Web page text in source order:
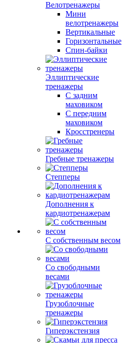
Велотренажеры
Мини
велотренажеры
Вертикальные
Горизонтальные
Спин-байки
Эллиптические
тренажеры
С задним
маховиком
С передним
маховиком
Кросстренеры
Гребные тренажеры
Степперы
Дополнения к
кардиотренажерам
С собственным весом
Со свободными
весами
Грузоблочные
тренажеры
Гиперэкстензия